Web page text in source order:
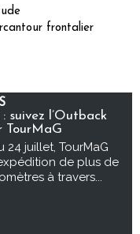
frontalier
suivez l’Outback
TourMaG
24 juillet, TourMaG
de plus de
à travers...